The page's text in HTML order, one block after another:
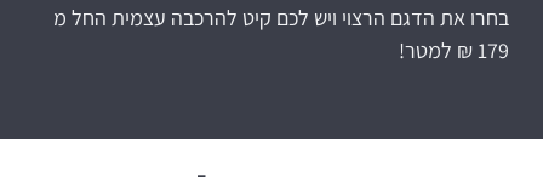
בחרו את הדגם הרצוי ויש לכם קיט להרכבה עצמית החל מ
179 ₪ למטר!